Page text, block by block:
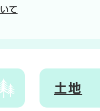
て
土地